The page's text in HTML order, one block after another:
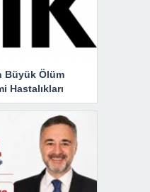
Büyük Ölüm
Hastalıkları